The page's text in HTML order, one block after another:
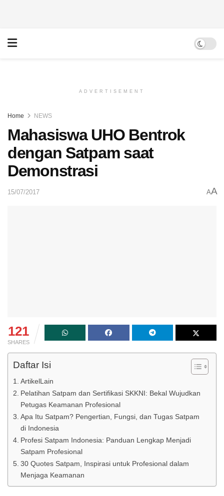
ADVERTISEMENT
Home NEWS
Mahasiswa UHO Bentrok
dengan Satpam saat
Demonstrasi
15/07/2017 AA
121
SHARES
Daftar Isi
ArtikelLain
Pelatihan Satpam dan Sertifikasi SKKNI: Bekal Wujudkan
Petugas Keamanan Profesional
Apa Itu Satpam? Pengertian, Fungsi, dan Tugas Satpam
di Indonesia
Profesi Satpam Indonesia: Panduan Lengkap Menjadi
Satpam Profesional
30 Quotes Satpam, Inspirasi untuk Profesional dalam
Menjaga Keamanan